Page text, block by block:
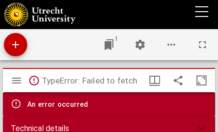
Carte de la partie méridionale de L'Afrique, pour servir d'intelligence aux deux voyages
de Levaillant
1
Mirador
viewer
TypeError: Failed to fetch
An error occurred
Technical details